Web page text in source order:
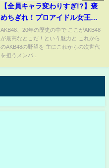
【全員キャラ変わりすぎ!?】褒
めちぎれ！プロアイドル女王決
定戦！【スタジオ困惑】
AKB48、20年の歴史の中で ここがAKB48
が最高なとこだ！という魅力と これから
のAKB48の野望を 主にこれからの次世代
を担うメンバ...